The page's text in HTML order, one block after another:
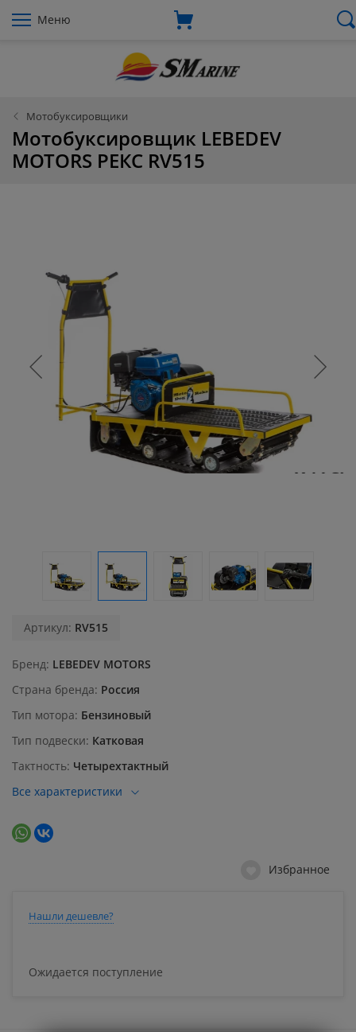
Меню
Мотобуксировщики
Мотобуксировщик LEBEDEV
MOTORS РЕКС RV515
Артикул: RV515
Бренд LEBEDEV MOTORS
Страна бренда Россия
Тип мотора Бензиновый
Тип подвески Катковая
Тактность Четырехтактный
Все характеристики
Избранное
Нашли дешевле?
Ожидается поступление